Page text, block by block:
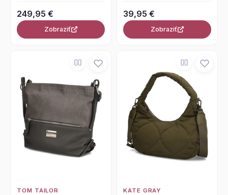
249,95 €
Zobraziť
39,95 €
Zobraziť
TOM TAILOR KATE GRAY